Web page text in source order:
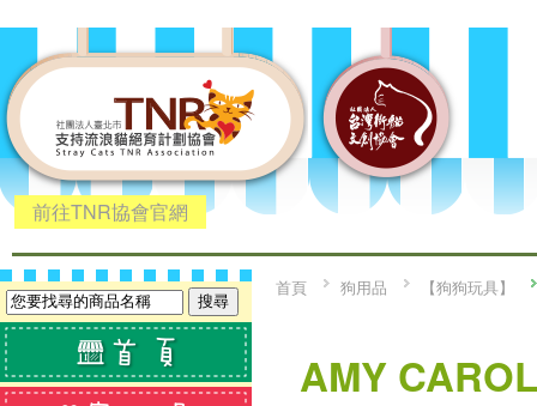
前往TNR協會官網
首頁 狗用品 【狗狗玩具】
AMY